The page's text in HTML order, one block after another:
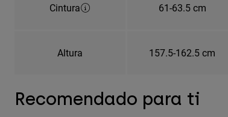
Cintura 61-63.5 cm
Altura 157.5-162.5 cm
Recomendado para ti